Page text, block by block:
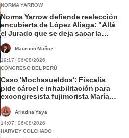
NORMA YARROW
Norma Yarrow defiende reelección
encubierta de López Aliaga: "Allá
el Jurado que se deja sacar la
Mauricio Muñoz
19:17 | 06/08/2026
CONGRESO DEL PERÚ
Caso 'Mochasueldos': Fiscalía
pide cárcel e inhabilitación para
excongresista fujimorista María
Ariadna Yaya
14:07 | 06/08/2026
HARVEY COLCHADO